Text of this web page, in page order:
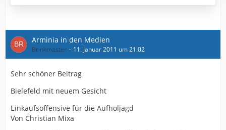
Arminia in den Medien
Brinkmaster 11. Januar 2011 um 21:02
Sehr schöner Beitrag
Bielefeld mit neuem Gesicht
Einkaufsoffensive für die Aufholjagd
Von Christian Mixa